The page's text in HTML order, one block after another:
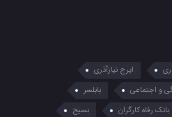
ایرج نیازآذری
و اجتماعی
بابلسر
بانک رفاه کارگران
بسیح